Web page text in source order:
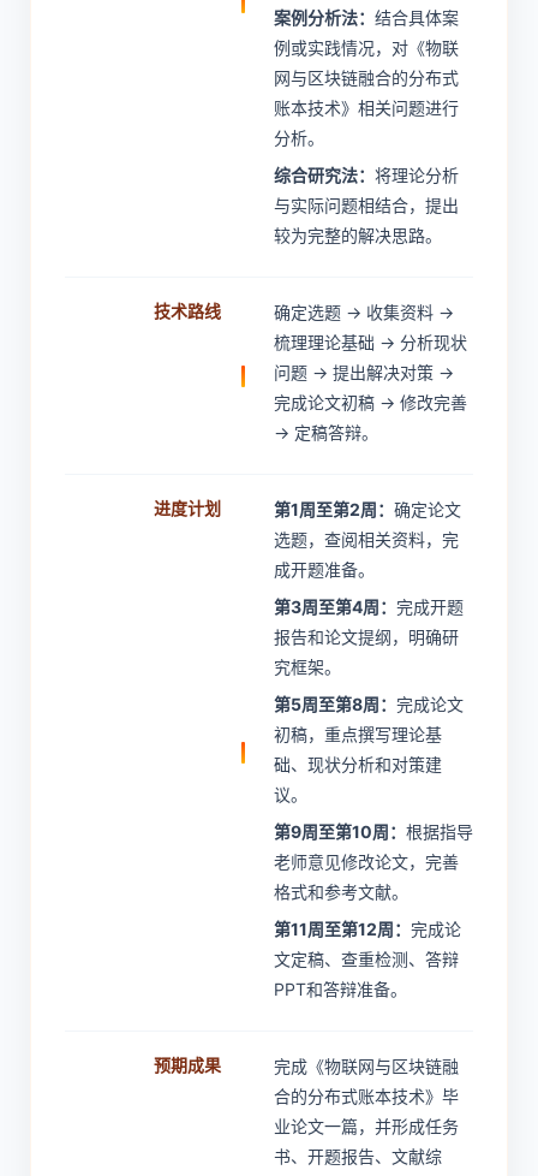
案例分析法： 结合具体案
例或实践情况，对《物联
网与区块链融合的分布式
账本技术》相关问题进行
分析。
综合研究法： 将理论分析
与实际问题相结合，提出
较为完整的解决思路。
技术路线
确定选题 → 收集资料 →
梳理理论基础 → 分析现状
问题 → 提出解决对策 →
完成论文初稿 → 修改完善
→ 定稿答辩。
进度计划 第1周至第2周： 确定论文
选题，查阅相关资料，完
成开题准备。
第3周至第4周： 完成开题
报告和论文提纲，明确研
究框架。
第5周至第8周： 完成论文
初稿，重点撰写理论基
础、现状分析和对策建
议。
第9周至第10周： 根据指导
老师意见修改论文，完善
格式和参考文献。
第11周至第12周： 完成论
文定稿、查重检测、答辩
PPT和答辩准备。
预期成果
完成《物联网与区块链融
合的分布式账本技术》毕
业论文一篇，并形成任务
书、开题报告、文献综